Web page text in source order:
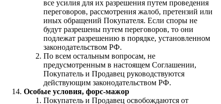
все усилия для их разрешения путем проведения
переговоров, рассмотрения жалоб, претензий или
иных обращений Покупателя. Если споры не
будут разрешены путем переговоров, то они
подлежат разрешению в порядке, установленном
законодательством РФ.
По всем остальным вопросам, не
предусмотренным в настоящем Соглашении,
Покупатель и Продавец руководствуются
действующим законодательством РФ.
Особые условия, форс-мажор
Покупатель и Продавец освобождаются от